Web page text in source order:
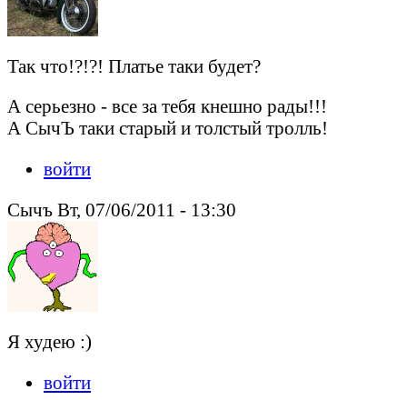
Так что!?!?! Платье таки будет?
А серьезно - все за тебя кнешно рады!!!
А СычЪ таки старый и толстый тролль!
войти
Сычъ Вт, 07/06/2011 - 13:30
Я худею :)
войти